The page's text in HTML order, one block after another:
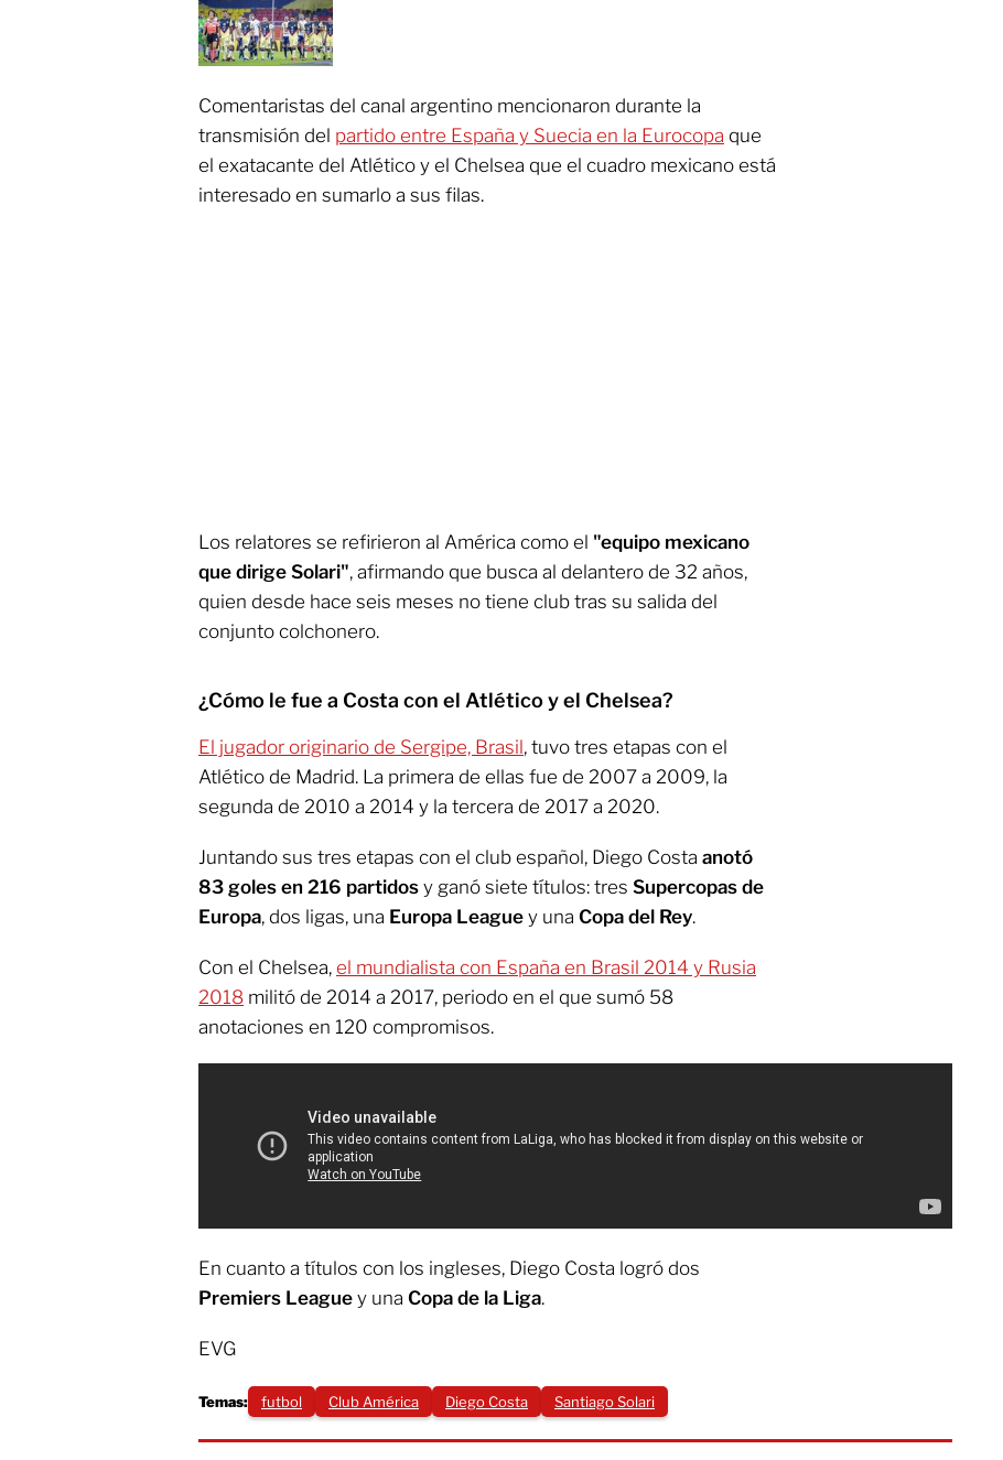
Comentaristas del canal argentino mencionaron durante la
transmisión del partido entre España y Suecia en la Eurocopa que
el exatacante del Atlético y el Chelsea que el cuadro mexicano está
interesado en sumarlo a sus filas.
Los relatores se refirieron al América como el "equipo mexicano
que dirige Solari", afirmando que busca al delantero de 32 años,
quien desde hace seis meses no tiene club tras su salida del
conjunto colchonero.
¿Cómo le fue a Costa con el Atlético y el Chelsea?
El jugador originario de Sergipe, Brasil, tuvo tres etapas con el
Atlético de Madrid. La primera de ellas fue de 2007 a 2009, la
segunda de 2010 a 2014 y la tercera de 2017 a 2020.
Juntando sus tres etapas con el club español, Diego Costa anotó
83 goles en 216 partidos y ganó siete títulos: tres Supercopas de
Europa, dos ligas, una Europa League y una Copa del Rey.
Con el Chelsea, el mundialista con España en Brasil 2014 y Rusia
2018 militó de 2014 a 2017, periodo en el que sumó 58
anotaciones en 120 compromisos.
En cuanto a títulos con los ingleses, Diego Costa logró dos
Premiers League y una Copa de la Liga.
EVG
Temas: futbol Club América Diego Costa Santiago Solari